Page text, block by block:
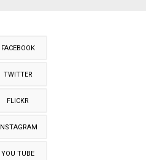
FACEBOOK
TWITTER
FLICKR
YOU TUBE